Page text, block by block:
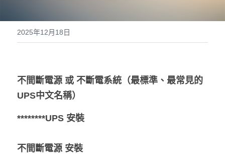
鋰電池UPS電源
蓄電池Battery
INVERTER
熱賣產品
電源安裝
退換貨政策
聯絡我們
+852 84945279
Sales@generalpowertech.com
2025年12月18日
不間斷電源 或 不斷電系統（最標準、最常見的
UPS中文名稱）
********UPS 安裝
不間斷電源 安裝